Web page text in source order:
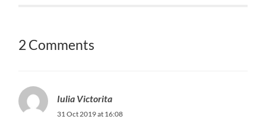
2 Comments
Iulia Victorita
31 Oct 2019 at 16:08